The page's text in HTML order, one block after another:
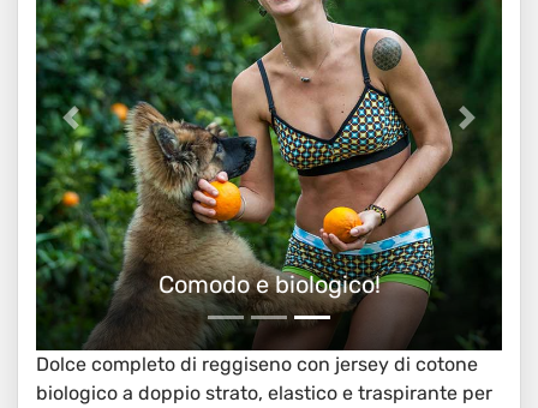
Completo intimo biologico con reggiseno
Dolce completo di reggiseno con jersey di cotone
biologico a doppio strato, elastico e traspirante per